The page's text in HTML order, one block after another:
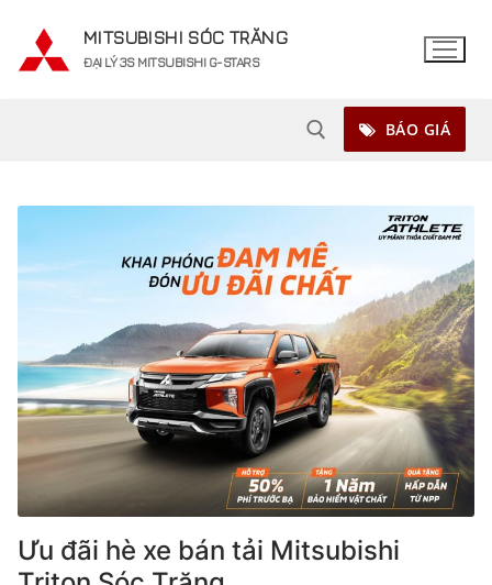
nội
MITSUBISHI SÓC TRĂNG
ĐẠI LÝ 3S MITSUBISHI G-STARS
BÁO GIÁ
Ưu đãi hè xe bán tải Mitsubishi